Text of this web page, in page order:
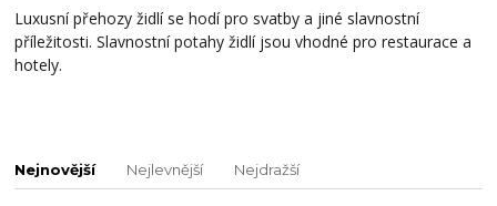
Luxusní přehozy židlí se hodí pro svatby a jiné slavnostní
příležitosti. Slavnostní potahy židlí jsou vhodné pro restaurace a
hotely.
Nejnovější Nejlevnější Nejdražší